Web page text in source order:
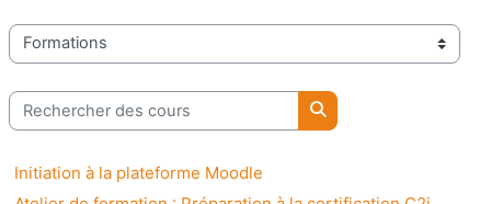
Catégories de cours
Rechercher des cours
Rechercher des cours
Initiation à la plateforme Moodle